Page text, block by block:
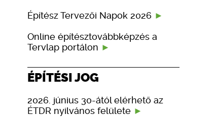
Építész Tervezői Napok 2026
Online építésztovábbképzés a
Tervlap portálon
ÉPÍTÉSI JOG
2026. június 30-ától elérhető az
ÉTDR nyilvános felülete